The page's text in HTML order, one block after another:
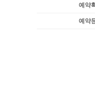
예약
예약